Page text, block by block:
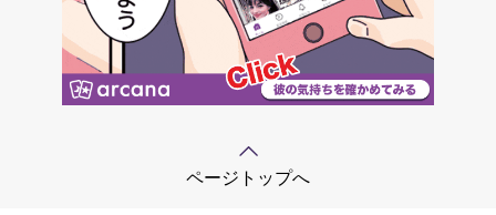
ページトップへ